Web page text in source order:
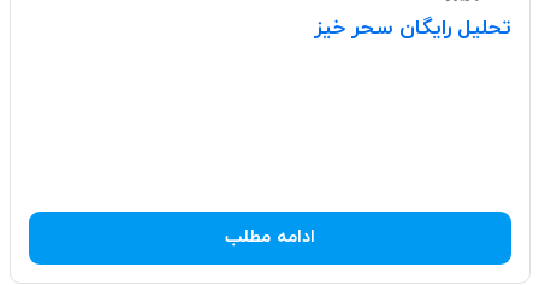
تحلیل رایگان سحر خیز
ادامه مطلب